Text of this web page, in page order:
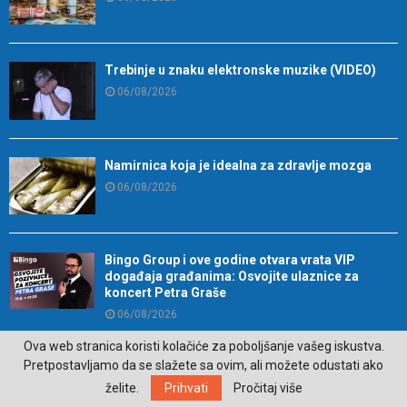
Trebinje u znaku elektronske muzike (VIDEO)
06/08/2026
Namirnica koja je idealna za zdravlje mozga
06/08/2026
Bingo Group i ove godine otvara vrata VIP
događaja građanima: Osvojite ulaznice za
koncert Petra Graše
06/08/2026
U Trebinju otvoren Međunarodni festival klasične
muzike
06/08/2026
Ova web stranica koristi kolačiće za poboljšanje vašeg iskustva.
Pretpostavljamo da se slažete sa ovim, ali možete odustati ako
želite.
Prihvati Pročitaj više